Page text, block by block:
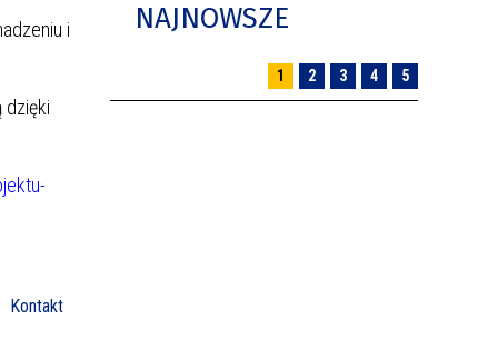
i
dzięki
Kontakt
NAJNOWSZE
1 2 3 4 5